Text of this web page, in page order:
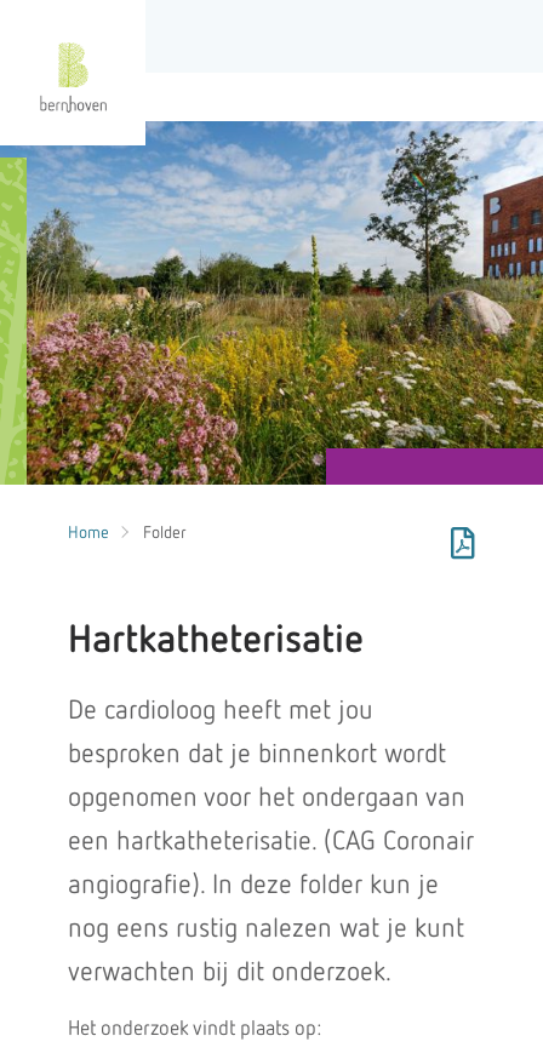
Home Folder
Hartkatheterisatie
De cardioloog heeft met jou
besproken dat je binnenkort wordt
opgenomen voor het ondergaan van
een hartkatheterisatie. (CAG Coronair
angiografie). In deze folder kun je
nog eens rustig nalezen wat je kunt
verwachten bij dit onderzoek.
Het onderzoek vindt plaats op: